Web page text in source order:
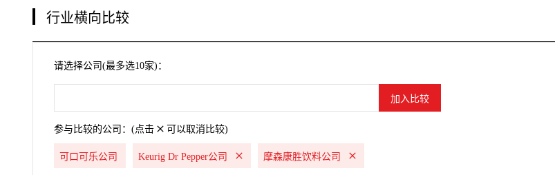
行业横向比较
请选择公司(最多选10家)：
参与比较的公司：(点击 可以取消比较)
可口可乐公司 Keurig Dr Pepper公司 摩森康胜饮料公司